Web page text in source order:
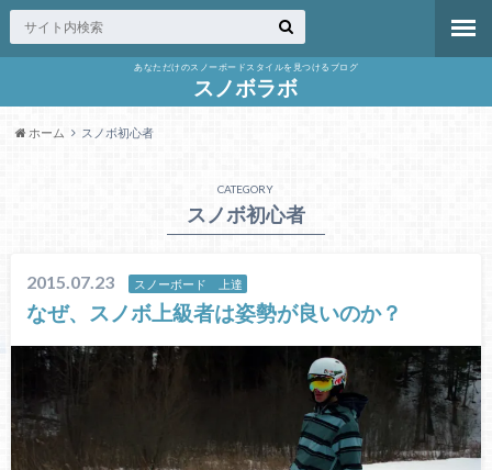
あなただけのスノーボードスタイルを見つけるブログ
スノボラボ
ホーム スノボ初心者
CATEGORY
スノボ初心者
2015.07.23 スノーボード 上達
なぜ、スノボ上級者は姿勢が良いのか？